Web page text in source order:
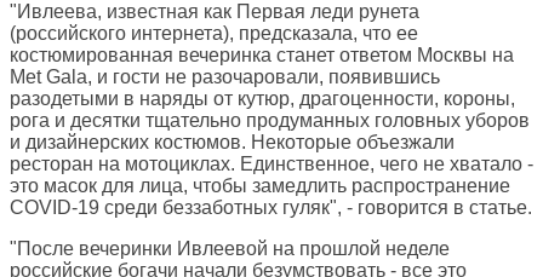
"Ивлеева, известная как Первая леди рунета
(российского интернета), предсказала, что ее
костюмированная вечеринка станет ответом Москвы на
Met Gala, и гости не разочаровали, появившись
разодетыми в наряды от кутюр, драгоценности, короны,
рога и десятки тщательно продуманных головных уборов
и дизайнерских костюмов. Некоторые объезжали
ресторан на мотоциклах. Единственное, чего не хватало -
это масок для лица, чтобы замедлить распространение
COVID-19 среди беззаботных гуляк", - говорится в статье.
"После вечеринки Ивлеевой на прошлой неделе
российские богачи начали безумствовать - все это